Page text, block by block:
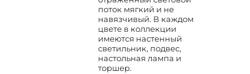
поток мягкий и не
навязчивый. В каждом
цвете в коллекции
имеются настенный
светильник, подвес,
настольная лампа и
торшер.